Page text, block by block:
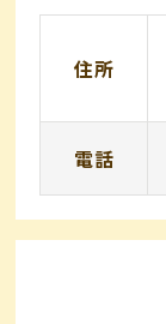
住所
電話